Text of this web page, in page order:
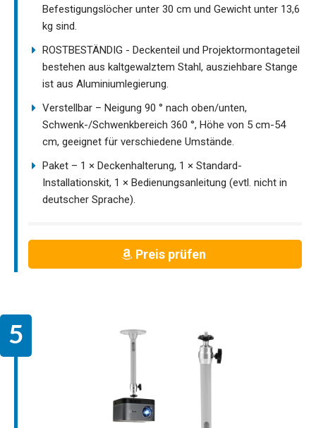
Befestigungslöcher unter 30 cm und Gewicht unter 13,6
kg sind.
ROSTBESTÄNDIG - Deckenteil und Projektormontageteil
bestehen aus kaltgewalztem Stahl, ausziehbare Stange
ist aus Aluminiumlegierung.
Verstellbar – Neigung 90 ° nach oben/unten,
Schwenk-/Schwenkbereich 360 °, Höhe von 5 cm-54
cm, geeignet für verschiedene Umstände.
Paket – 1 × Deckenhalterung, 1 × Standard-
Installationskit, 1 × Bedienungsanleitung (evtl. nicht in
deutscher Sprache).
Preis prüfen